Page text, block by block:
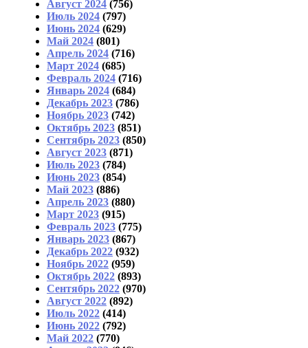
Август 2024 (756)
Июль 2024 (797)
Июнь 2024 (629)
Май 2024 (801)
Апрель 2024 (716)
Март 2024 (685)
Февраль 2024 (716)
Январь 2024 (684)
Декабрь 2023 (786)
Ноябрь 2023 (742)
Октябрь 2023 (851)
Сентябрь 2023 (850)
Август 2023 (871)
Июль 2023 (784)
Июнь 2023 (854)
Май 2023 (886)
Апрель 2023 (880)
Март 2023 (915)
Февраль 2023 (775)
Январь 2023 (867)
Декабрь 2022 (932)
Ноябрь 2022 (959)
Октябрь 2022 (893)
Сентябрь 2022 (970)
Август 2022 (892)
Июль 2022 (414)
Июнь 2022 (792)
Май 2022 (770)